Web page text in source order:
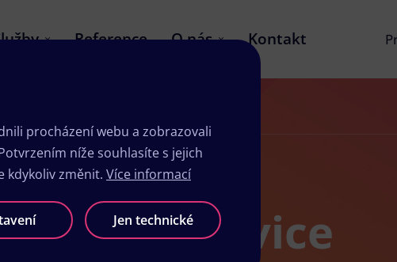
Reference O nás Kontakt
Čelákovice
procházení webu a zobrazovali
níže souhlasíte s jejich
kdykoliv změnit. Více informací
Jen technické